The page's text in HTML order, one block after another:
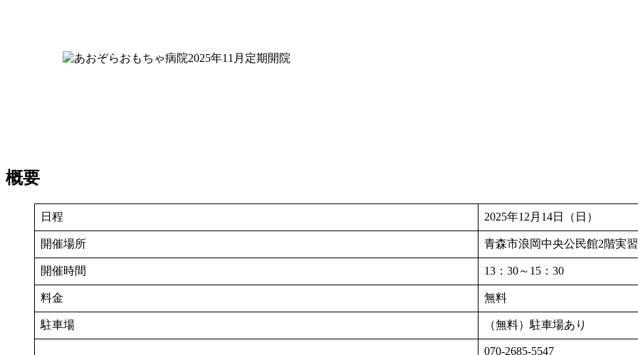
概要
日程 2025年12月14日（日）
開催場所 青森市浪岡中央公民館2階実
開催時間 13：30～15：30
料金 無料
駐車場 （無料）駐車場あり
070-2685-5547